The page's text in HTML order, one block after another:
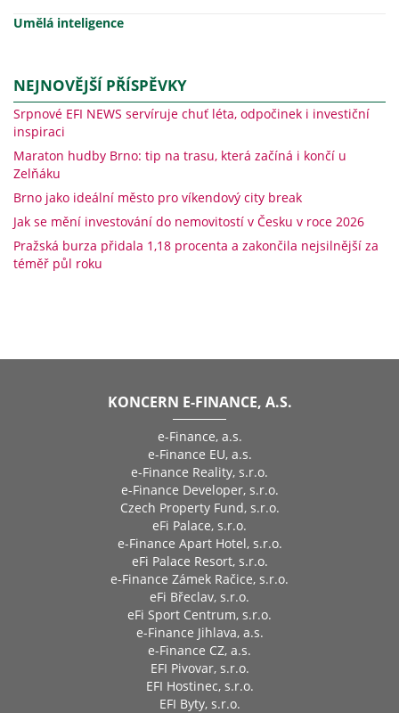
Umělá inteligence
NEJNOVĚJŠÍ PŘÍSPĚVKY
Srpnové EFI NEWS servíruje chuť léta, odpočinek i investiční
inspiraci
Maraton hudby Brno: tip na trasu, která začíná i končí u
Zelňáku
Brno jako ideální město pro víkendový city break
Jak se mění investování do nemovitostí v Česku v roce 2026
Pražská burza přidala 1,18 procenta a zakončila nejsilnější za
téměř půl roku
KONCERN E-FINANCE, A.S.
e-Finance, a.s.
e-Finance EU, a.s.
e-Finance Reality, s.r.o.
e-Finance Developer, s.r.o.
Czech Property Fund, s.r.o.
eFi Palace, s.r.o.
e-Finance Apart Hotel, s.r.o.
eFi Palace Resort, s.r.o.
e-Finance Zámek Račice, s.r.o.
eFi Břeclav, s.r.o.
eFi Sport Centrum, s.r.o.
e-Finance Jihlava, a.s.
e-Finance CZ, a.s.
EFI Pivovar, s.r.o.
EFI Hostinec, s.r.o.
EFI Byty, s.r.o.